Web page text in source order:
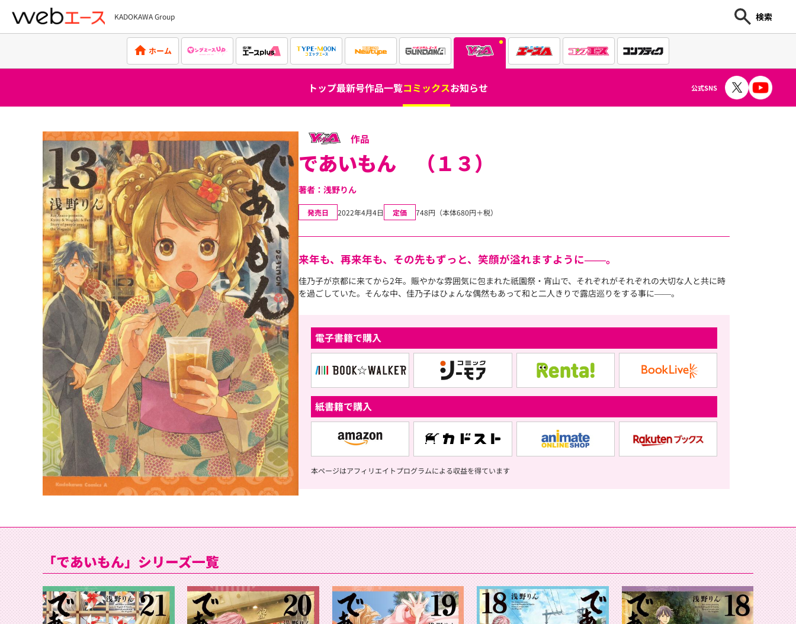
webエース
KADOKAWA Group 検索
ホーム
トップ最新号作品一覧コミックスお知らせ 公式SNS
作品
であいもん （１３）
著者：浅野りん
発売日 2022年4月4日 定価 748円（本体680円＋税）
来年も、再来年も、その先もずっと、笑顔が溢れますように――。
佳乃子が京都に来てから2年。賑やかな雰囲気に包まれた祇園祭・宵山で、それぞれがそれぞれの大切な人と共に時
を過ごしていた。そんな中、佳乃子はひょんな偶然もあって和と二人きりで露店巡りをする事に――。
電子書籍で購入
紙書籍で購入
本ページはアフィリエイトプログラムによる収益を得ています
「であいもん」シリーズ一覧